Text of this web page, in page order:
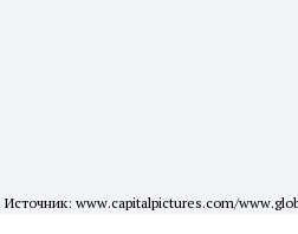
Источник: www.capitalpictures.com/